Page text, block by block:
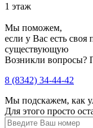
1 этаж
Мы поможем,
если у Вас есть
существующую
Возникли вопросы?
8 (8342) 34-44-42
Мы подскажем, как
Для этого просто